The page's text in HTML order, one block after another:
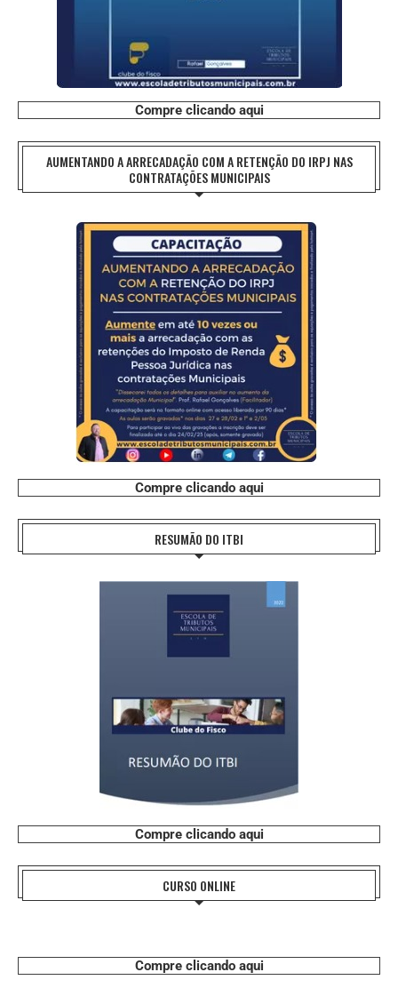
Compre clicando aqui
AUMENTANDO A ARRECADAÇÃO COM A RETENÇÃO DO IRPJ NAS
CONTRATAÇÕES MUNICIPAIS
Compre clicando aqui
RESUMÃO DO ITBI
Compre clicando aqui
CURSO ONLINE
Compre clicando aqui